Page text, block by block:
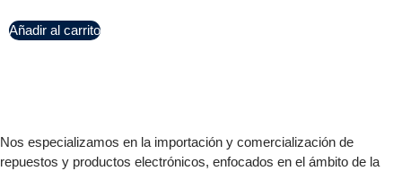
Añadir al carrito
Nos especializamos en la importación y comercialización de
repuestos y productos electrónicos, enfocados en el ámbito de la